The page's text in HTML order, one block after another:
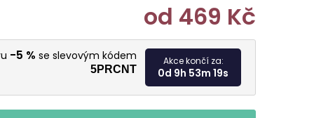
od 469 Kč
Měrná
-5 % se slevovým kódem
5PRCNT
Akce končí za:
0d 9h 53m 18s